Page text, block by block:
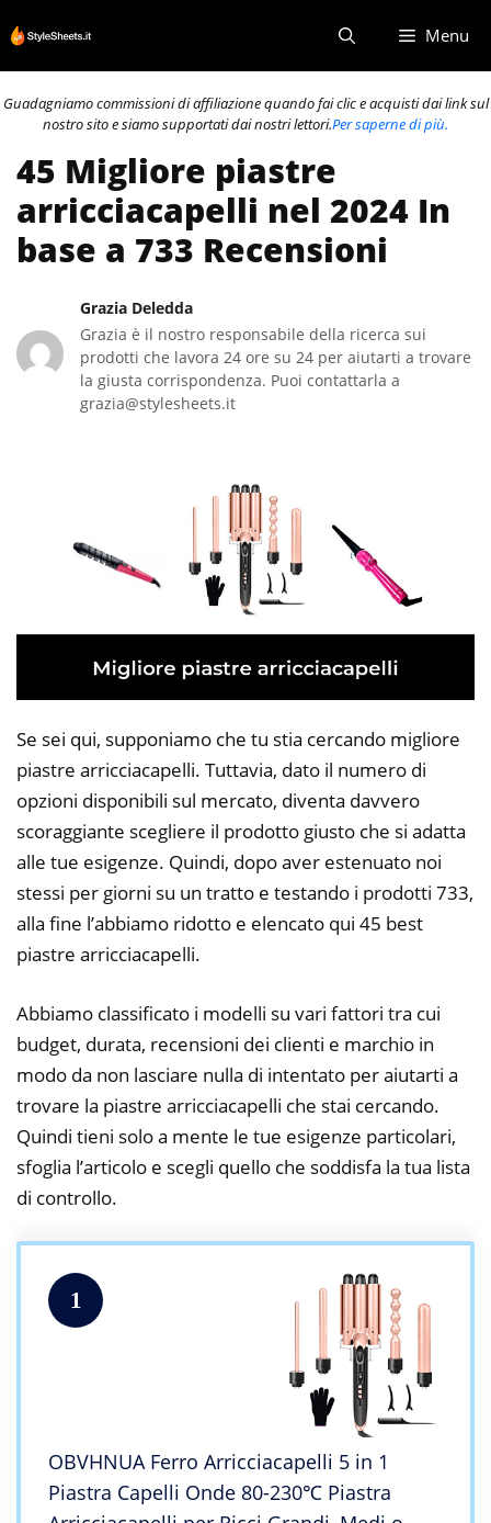
al
contenuto
Menu
Guadagniamo commissioni di affiliazione quando fai clic e acquisti dai link sul
nostro sito e siamo supportati dai nostri lettori.Per saperne di più.
45 Migliore piastre
arricciacapelli nel 2024 In
base a 733 Recensioni
Grazia Deledda
Grazia è il nostro responsabile della ricerca sui
prodotti che lavora 24 ore su 24 per aiutarti a trovare
la giusta corrispondenza. Puoi contattarla a
grazia@stylesheets.it
Se sei qui, supponiamo che tu stia cercando migliore
piastre arricciacapelli. Tuttavia, dato il numero di
opzioni disponibili sul mercato, diventa davvero
scoraggiante scegliere il prodotto giusto che si adatta
alle tue esigenze. Quindi, dopo aver estenuato noi
stessi per giorni su un tratto e testando i prodotti 733,
alla fine l’abbiamo ridotto e elencato qui 45 best
piastre arricciacapelli.
Abbiamo classificato i modelli su vari fattori tra cui
budget, durata, recensioni dei clienti e marchio in
modo da non lasciare nulla di intentato per aiutarti a
trovare la piastre arricciacapelli che stai cercando.
Quindi tieni solo a mente le tue esigenze particolari,
sfoglia l’articolo e scegli quello che soddisfa la tua lista
di controllo.
1
OBVHNUA Ferro Arricciacapelli 5 in 1
Piastra Capelli Onde 80-230℃ Piastra